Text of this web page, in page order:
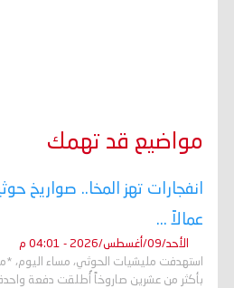
مواضيع قد تهمك
انفجارات تهز المخا.. صواريخ
عمالاً ...
الأحد/09/أغسطس/2026 - 04:01 م
استهدفت مليشيات الحوثي، مساء اليوم،
بأكثر من عشرين صاروخاً أُطلقت دفعة